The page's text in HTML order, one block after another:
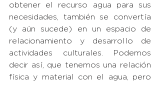
obtener el recurso agua para sus
necesidades, también se convertía
(y aún sucede) en un espacio de
relacionamiento y desarrollo de
actividades culturales. Podemos
decir así, que tenemos una relación
física y material con el agua, pero